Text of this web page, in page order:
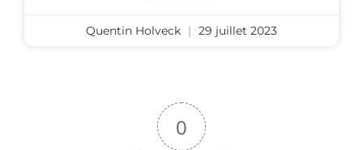
Quentin Holveck 29 juillet 2023
0